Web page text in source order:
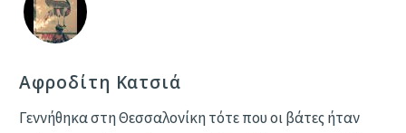
Αφροδίτη Κατσιά
Γεννήθηκα στη Θεσσαλονίκη τότε που οι βάτες ήταν